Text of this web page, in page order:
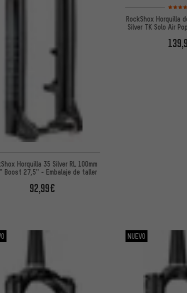
Horquilla 35 Silver RL 100mm
Boost 27,5'' - Embalaje de taller
92,99€
RockShox Horquilla
Silver TK Solo Air
NUEVO